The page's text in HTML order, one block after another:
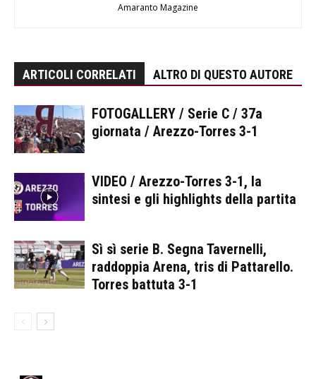
Amaranto Magazine
ARTICOLI CORRELATI ALTRO DI QUESTO AUTORE
FOTOGALLERY / Serie C / 37a
giornata / Arezzo-Torres 3-1
VIDEO / Arezzo-Torres 3-1, la
sintesi e gli highlights della partita
Sì sì serie B. Segna Tavernelli,
raddoppia Arena, tris di Pattarello.
Torres battuta 3-1